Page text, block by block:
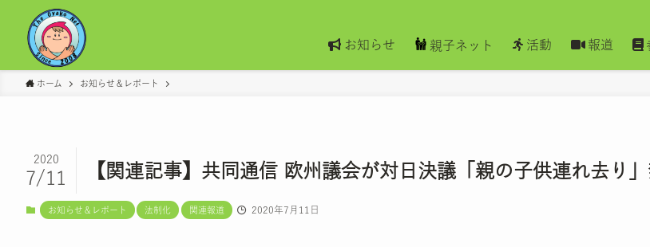
お知らせ 親子ネット 活動 報道
ホーム お知らせ＆レポート
【関連記事】共同通信 欧州議会が対日決議「親の子供連れ去り
2020
7/11
お知らせ＆レポート 法制化 関連報道 2020年7月11日